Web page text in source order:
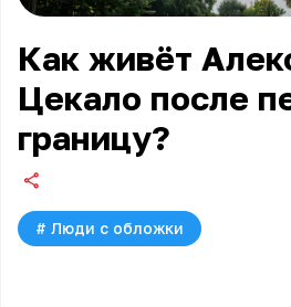
Как живёт
Цекало после
границу?
# Люди с обложки